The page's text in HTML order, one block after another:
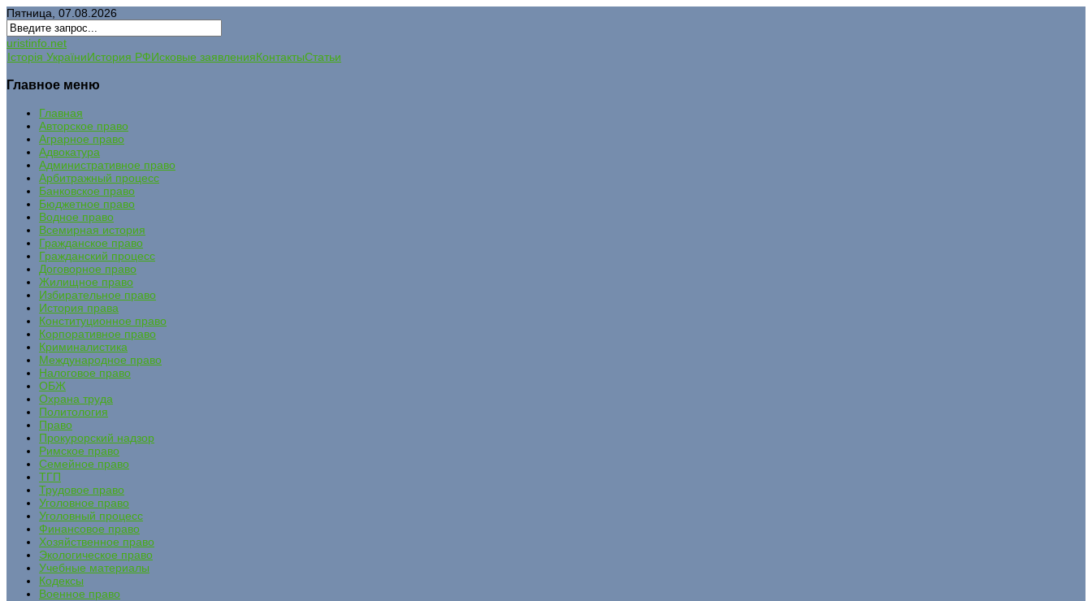
Пятница, 07.08.2026
uristinfo.net
Історія УкраїниИстория РФИсковые заявленияКонтактыСтатьи
Главное меню
Главная
Авторское право
Аграрное право
Адвокатура
Административное право
Арбитражный процесс
Банковское право
Бюджетное право
Водное право
Всемирная история
Гражданское право
Гражданский процесс
Договорное право
Жилищное право
Избирательное право
История права
Конституционное право
Корпоративное право
Криминалистика
Международное право
Налоговое право
ОБЖ
Охрана труда
Политология
Право
Прокурорский надзор
Римское право
Семейное право
ТГП
Трудовое право
Уголовное право
Уголовный процесс
Финансовое право
Хозяйственное право
Экологическое право
Учебные материалы
Кодексы
Военное право